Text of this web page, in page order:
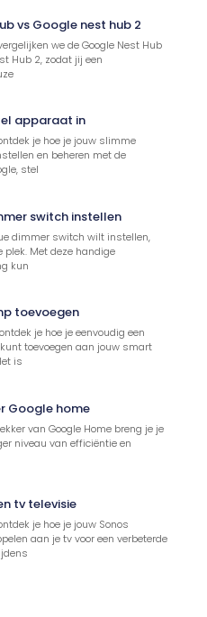
vs Google nest hub 2
we de Google Nest Hub
Hub 2, zodat jij een
apparaat in
je hoe je jouw slimme
en beheren met de
stel
switch instellen
dimmer switch wilt instellen,
plek. Met deze handige
kun
toevoegen
je hoe je eenvoudig een
toevoegen aan jouw smart
is
Google home
van Google Home breng je je
niveau van efficiëntie en
tv televisie
je hoe je jouw Sonos
aan je tv voor een verbeterde